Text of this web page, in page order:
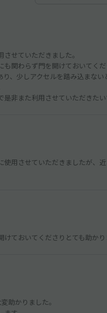
せていただきました。
関わらず門を開けておいてく
、少しアクセルを踏み込まな
非また利用させていただきたい
用させていただきましたが、近
ておいてくださりとても助かり
助かりました。